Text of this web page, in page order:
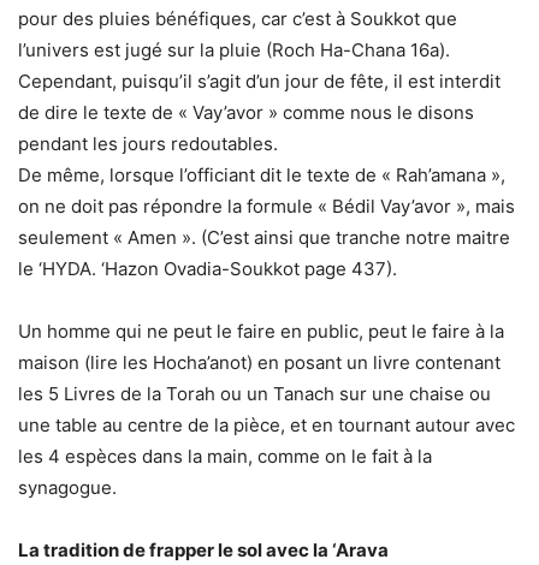
pour des pluies bénéfiques, car c’est à Soukkot que
l’univers est jugé sur la pluie (Roch Ha-Chana 16a).
Cependant, puisqu’il s’agit d’un jour de fête, il est interdit
de dire le texte de « Vay’avor » comme nous le disons
pendant les jours redoutables.
De même, lorsque l’officiant dit le texte de « Rah’amana »,
on ne doit pas répondre la formule « Bédil Vay’avor », mais
seulement « Amen ». (C’est ainsi que tranche notre maitre
le ‘HYDA. ‘Hazon Ovadia-Soukkot page 437).
Un homme qui ne peut le faire en public, peut le faire à la
maison (lire les Hocha’anot) en posant un livre contenant
les 5 Livres de la Torah ou un Tanach sur une chaise ou
une table au centre de la pièce, et en tournant autour avec
les 4 espèces dans la main, comme on le fait à la
synagogue.
La tradition de frapper le sol avec la ‘Arava